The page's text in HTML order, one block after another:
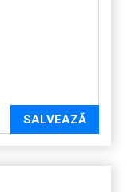
SALVEAZĂ